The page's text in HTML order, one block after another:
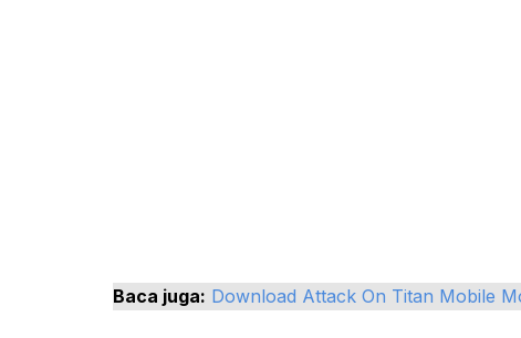
Baca juga: Download Attack On Titan Mobile